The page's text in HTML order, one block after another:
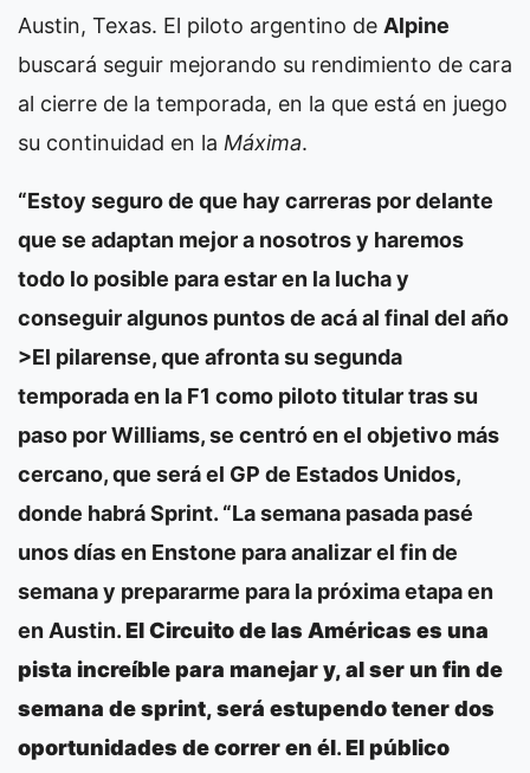
Austin, Texas. El piloto argentino de Alpine
buscará seguir mejorando su rendimiento de cara
al cierre de la temporada, en la que está en juego
su continuidad en la Máxima.
“Estoy seguro de que hay carreras por delante
que se adaptan mejor a nosotros y haremos
todo lo posible para estar en la lucha y
conseguir algunos puntos de acá al final del año
>El pilarense, que afronta su segunda
temporada en la F1 como piloto titular tras su
paso por Williams, se centró en el objetivo más
cercano, que será el GP de Estados Unidos,
donde habrá Sprint. “La semana pasada pasé
unos días en Enstone para analizar el fin de
semana y prepararme para la próxima etapa en
en Austin.El Circuito de las Américas es una
pista increíble para manejar y, al ser un fin de
semana de sprint, será estupendo tener dos
oportunidades de correr en él.El público